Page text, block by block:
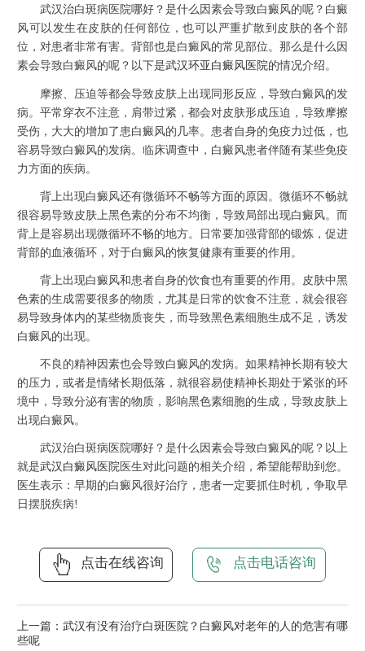
武汉治白斑病医院哪好？是什么因素会导致白癜风的呢？白癜
风可以发生在皮肤的任何部位，也可以严重扩散到皮肤的各个部
位，对患者非常有害。背部也是白癜风的常见部位。那么是什么因
素会导致白癜风的呢？以下是武汉环亚白癜风医院的情况介绍。
摩擦、压迫等都会导致皮肤上出现同形反应，导致白癜风的发
病。平常穿衣不注意，肩带过紧，都会对皮肤形成压迫，导致摩擦
受伤，大大的增加了患白癜风的几率。患者自身的免疫力过低，也
容易导致白癜风的发病。临床调查中，白癜风患者伴随有某些免疫
力方面的疾病。
背上出现白癜风还有微循环不畅等方面的原因。微循环不畅就
很容易导致皮肤上黑色素的分布不均衡，导致局部出现白癜风。而
背上是容易出现微循环不畅的地方。日常要加强背部的锻炼，促进
背部的血液循环，对于白癜风的恢复健康有重要的作用。
背上出现白癜风和患者自身的饮食也有重要的作用。皮肤中黑
色素的生成需要很多的物质，尤其是日常的饮食不注意，就会很容
易导致身体内的某些物质丧失，而导致黑色素细胞生成不足，诱发
白癜风的出现。
不良的精神因素也会导致白癜风的发病。如果精神长期有较大
的压力，或者是情绪长期低落，就很容易使精神长期处于紧张的环
境中，导致分泌有害的物质，影响黑色素细胞的生成，导致皮肤上
出现白癜风。
武汉治白斑病医院哪好？是什么因素会导致白癜风的呢？以上
就是武汉白癜风医院 医生对此问题的相关介绍，希望能帮助到您。
医生表示：早期的白癜风很好治疗，患者一定要抓住时机，争取早
日摆脱疾病!
点击在线咨询 点击电话咨询
上一篇： 武汉有没有治疗白斑医院？白癜风对老年的人的危害有哪
些呢